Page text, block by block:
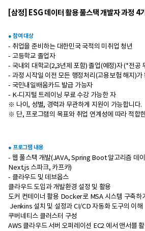
[삼정] ESG 데이터 활용 풀스택 개발자 과정 4기
● 참여 대상
- 취업을 준비하는 대한민국 국적의 미취업 청년
- 고등학교 졸업자
- 국내외 대학교(2,3년제 포함) 졸업(예정)자 (*전공
- 과정 시작일 이전 모든 행정처리(고용보험 해지)가
- 국민내일배움카드 발급 가능자
- K-디지털 트레이닝 무료 수강 가능한 자
※ 나이, 성별, 경력과 무관하게 지원이 가능합니다.
※ 단, 프로그램의 목표와 취업 연계성에 따라 적합
● 프로그램 내용
- 웹 풀스택 개발(JAVA, Spring Boot 알고리즘 데
Next.js 스파크, 카프카)
- 클라우드 및 데브옵스
클라우드 도입과 개발환경 설정 및 활용
도커 컨테이너 활용 Docker로 MSA 시스템 구축하기
Jenkins 설치 및 설정과 CI/CD 자동화 도구의 이해
쿠버네티스 클러스터 구성
AWS 클라우드 서버 오퍼레이션 EC2 에서 앤서블 활